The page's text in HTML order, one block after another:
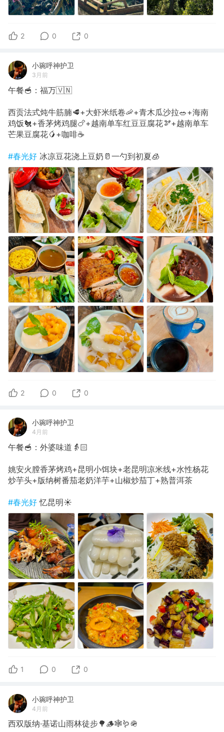
2 0 0
小琬呼神护卫
3月前
午餐🥣：福万🇻🇳
西贡法式炖牛筋腩🥩+大虾米纸卷🦐+青木瓜沙拉🥗+海南
鸡饭🐔+香茅烤鸡腿🍗+越南单车红豆豆腐花🫘+越南单车
芒果豆腐花🥭+咖啡☕️
#春光好 冰凉豆花浇上豆奶🥛一勺到初夏🧊
2 0 0
小琬呼神护卫
4月前
午餐🥣：外婆味道👵🏻
姚安火膛香茅烤鸡+昆明小饵块+老昆明凉米线+水性杨花
炒芋头+版纳树番茄老奶洋芋+山椒炒茄丁+熟普洱茶
#春光好忆昆明☀️
1 0 0
小琬呼神护卫
4月前
西双版纳·基诺山雨林徒步🌳🪵🕸️🪱🪖